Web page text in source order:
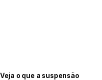
o que a suspensão